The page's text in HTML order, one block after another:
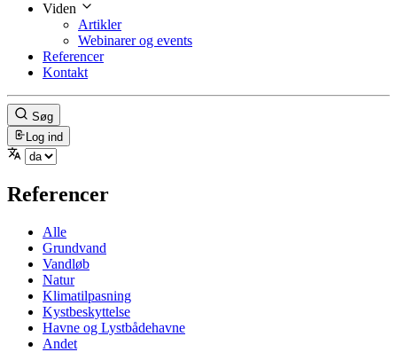
Viden
Artikler
Webinarer og events
Referencer
Kontakt
Søg
Log ind
Referencer
Alle
Grundvand
Vandløb
Natur
Klimatilpasning
Kystbeskyttelse
Havne og Lystbådehavne
Andet